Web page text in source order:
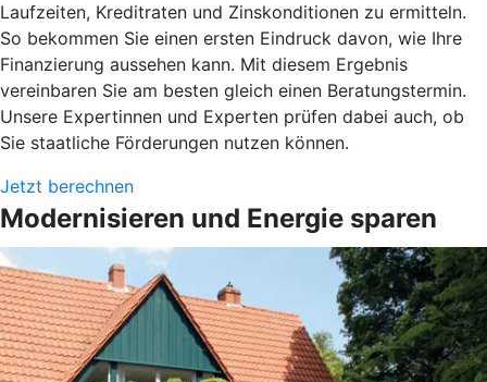
Laufzeiten, Kreditraten und Zinskonditionen zu ermitteln.
So bekommen Sie einen ersten Eindruck davon, wie Ihre
Finanzierung aussehen kann. Mit diesem Ergebnis
vereinbaren Sie am besten gleich einen Beratungstermin.
Unsere Expertinnen und Experten prüfen dabei auch, ob
Sie staatliche Förderungen nutzen können.
Jetzt berechnen
Modernisieren und Energie sparen